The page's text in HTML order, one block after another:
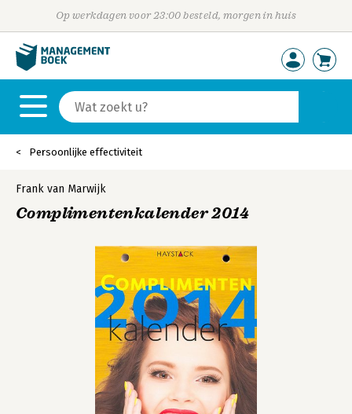
Op werkdagen voor 23:00 besteld, morgen in huis
Persoonlijke effectiviteit
Frank van Marwijk
Complimentenkalender 2014